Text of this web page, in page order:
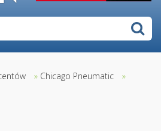
» Chicago Pneumatic
»